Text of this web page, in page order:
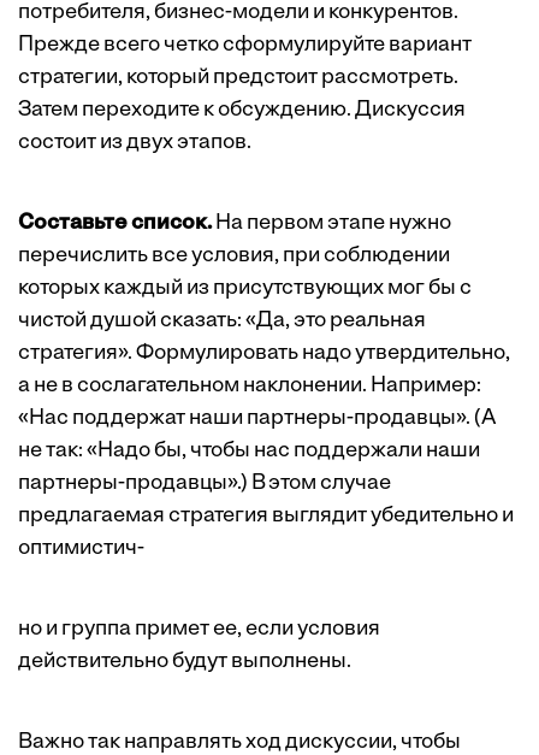
потребителя, бизнес-модели и конкурентов.
Прежде всего четко сформулируйте вариант
стратегии, который предстоит рассмотреть.
Затем переходите к обсуждению. Дискуссия
состоит из двух этапов.
Составьте список.На первом этапе нужно
перечислить все условия, при соблюдении
которых каждый из присутствующих мог бы с
чистой душой сказать: «Да, это реальная
стратегия». Формулировать надо утвердительно,
а не в сослагательном наклонении. Например:
«Нас поддержат наши парт­неры-продавцы». (А
не так: «Надо бы, чтобы нас поддержали наши
партнеры-продавцы».) В этом случае
предлагаемая стратегия выглядит убедительно и
оптимистич-
но и группа примет ее, если условия
действительно будут выполнены.
Важно так направлять ход дискуссии, чтобы